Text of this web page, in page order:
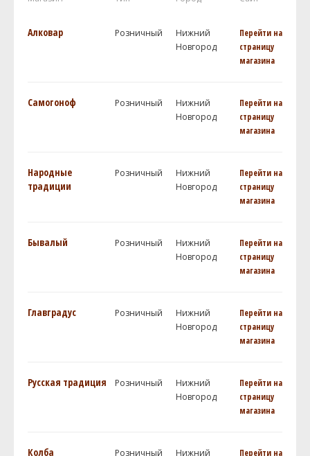
Алковар Розничный
Нижний
Новгород
Перейти на
страницу
магазина
Самогоноф Розничный
Нижний
Новгород
Перейти на
страницу
магазина
Народные
традиции
Розничный
Нижний
Новгород
Перейти на
страницу
магазина
Бывалый Розничный
Нижний
Новгород
Перейти на
страницу
магазина
Главградус Розничный
Нижний
Новгород
Перейти на
страницу
магазина
Русская традиция Розничный
Нижний
Новгород
Перейти на
страницу
магазина
Колба Розничный
Нижний
Перейти на